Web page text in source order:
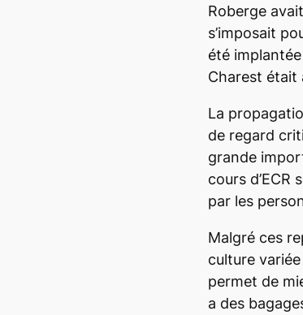
Roberge
s’imposait
été
Charest était
La
de regard
grande
cours d’ECR
par les
Malgré ces
culture
permet de
a des